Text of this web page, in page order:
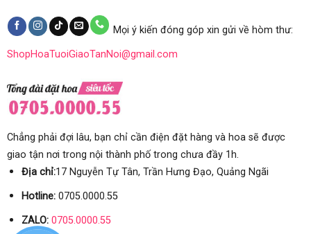
Mọi ý kiến đóng góp xin gửi về hòm thư:
ShopHoaTuoiGiaoTanNoi@gmail.com
Chẳng phải đợi lâu, bạn chỉ cần điện đặt hàng và hoa sẽ được
giao tận nơi trong nội thành phố trong chưa đầy 1h.
Địa chỉ:17 Nguyễn Tự Tân, Trần Hưng Đạo, Quảng Ngãi
Hotline:0705.0000.55
ZALO: 0705.0000.55